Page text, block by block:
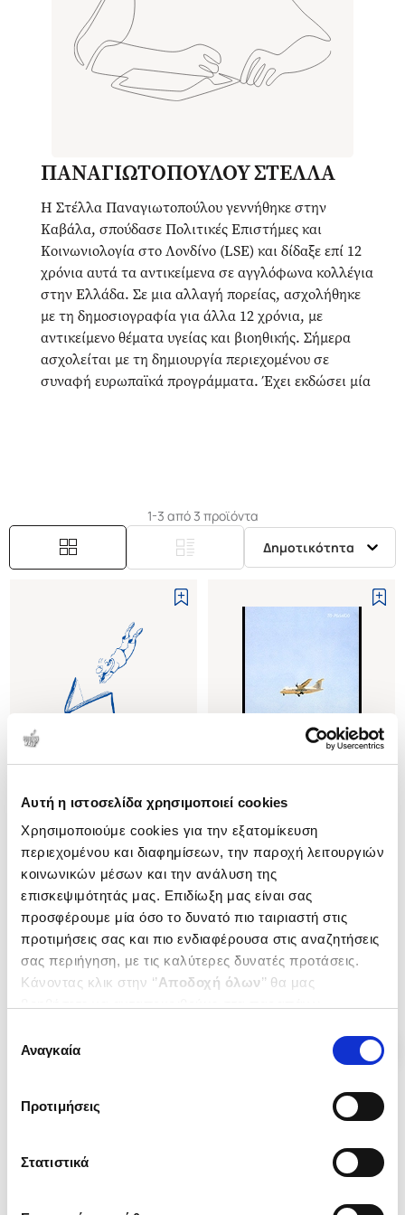
Αυτή η ιστοσελίδα χρησιμοποιεί cookies
Χρησιμοποιούμε cookies για την εξατομίκευση
περιεχομένου και διαφημίσεων, την παροχή λειτουργιών
κοινωνικών μέσων και την ανάλυση της
επισκεψιμότητάς μας. Επιδίωξη μας είναι σας
προσφέρουμε μία όσο το δυνατό πιο ταιριαστή στις
προτιμήσεις σας και πιο ενδιαφέρουσα στις αναζητήσεις
σας περιήγηση, με τις καλύτερες δυνατές προτάσεις.
Κάνοντας κλικ στην ‘’Αποδοχή όλων’’ θα μας
ενδιαφέρουν και να επιλέξετε από τα παρακάτω με την
΄΄και να ενημερωθείτε σχετικά με
συγκατάθεσης
Αναγκαία
Προτιμήσεις
Στατιστικά
ΠΑΝΑΓΙΩΤΟΠΟΥΛΟΥ ΣΤΕΛΛΑ
Η Στέλλα Παναγιωτοπούλου γεννήθηκε στην
Καβάλα, σπούδασε Πολιτικές Επιστήμες και
Κοινωνιολογία στο Λονδίνο (LSE) και δίδαξε επί 12
χρόνια αυτά τα αντικείμενα σε αγγλόφωνα κολλέγια
στην Ελλάδα. Σε μια αλλαγή πορείας, ασχολήθηκε
με τη δημοσιογραφία για άλλα 12 χρόνια, με
αντικείμενο θέματα υγείας και βιοηθικής. Σήμερα
ασχολείται με τη δημιουργία περιεχομένου σε
συναφή ευρωπαϊκά προγράμματα. Έχει εκδώσει μία
1-3 από 3 προϊόντα
Δημοτικότητα
ΤΟΤΕ ΤΟΝ ΕΙΔΑ ΓΙΑ ΠΡΩΤΗ
ΦΟΡΑ
ΠΑΝΑΓΙΩΤΟΠΟΥΛΟΥ
ΣΤΕΛΛΑ
Κωδ. Πολιτείας 3670-0007
10 50€
Τιμή Έκδοσης
7 .35€
Τιμή Πολιτείας
ΕΞΟΔΟΣ ΠΡΟΣ ΤΗΝ
ΚΑΠΠΑΔΟΚΙΑ
ΠΑΝΑΓΙΩΤΟΠΟΥΛΟΥ
ΣΤΕΛΛΑ
: 3670-0132